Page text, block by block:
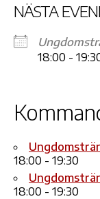
NÄSTA
18:00 -
18:00 - 19:30
18:00 - 19:30